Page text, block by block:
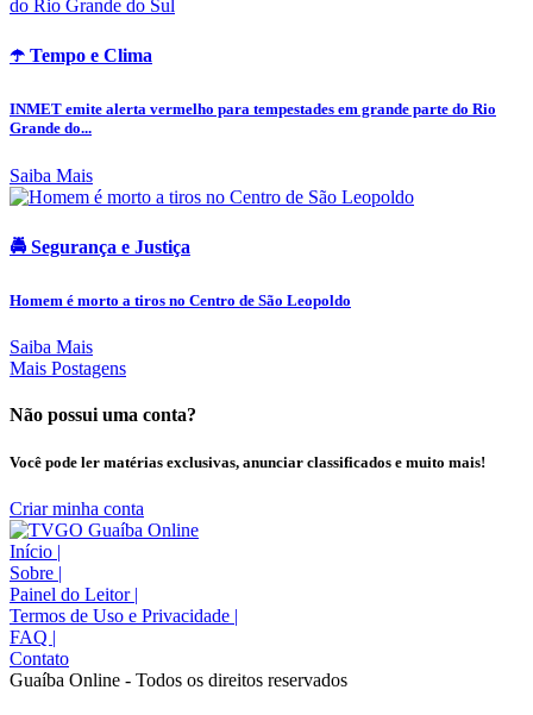
☂️ Tempo e Clima
INMET emite alerta vermelho para tempestades em grande parte do Rio
Grande do...
Saiba Mais
🚔 Segurança e Justiça
Homem é morto a tiros no Centro de São Leopoldo
Saiba Mais
Mais Postagens
Não possui uma conta?
Você pode ler matérias exclusivas, anunciar classificados e muito mais!
Criar minha conta
Início |
Sobre |
Painel do Leitor |
Termos de Uso e Privacidade |
FAQ |
Contato
Guaíba Online - Todos os direitos reservados